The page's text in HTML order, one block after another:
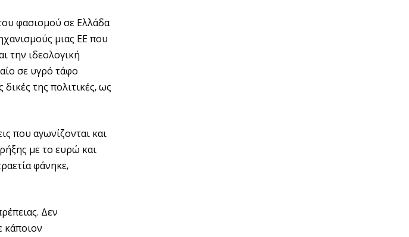
φασισμού σε Ελλάδα
μιας ΕΕ που
την ιδεολογική
σε υγρό τάφο
της πολιτικές, ως
που αγωνίζονται και
με το ευρώ και
φάνηκε,
Δεν
κάποιον